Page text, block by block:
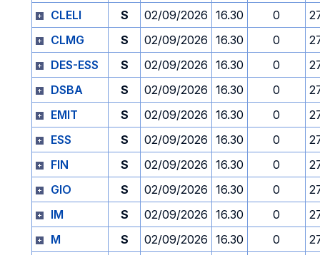
CLELI S 02/09/2026 16.30 0
CLMG
S 02/09/2026 16.30 0
DES-ESS
S 02/09/2026 16.30 0
DSBA
S 02/09/2026 16.30 0
EMIT
S 02/09/2026 16.30 0
ESS
S 02/09/2026 16.30 0
FIN
S 02/09/2026 16.30 0
GIO
S 02/09/2026 16.30 0
IM
S 02/09/2026 16.30 0
M
S 02/09/2026 16.30 0